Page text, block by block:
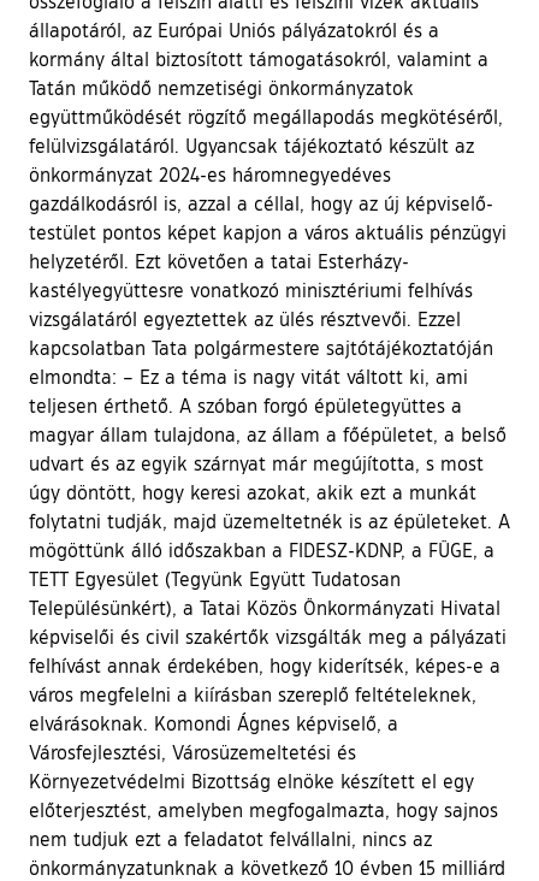
állapotáról, az Európai Uniós pályázatokról és a
kormány által biztosított támogatásokról, valamint a
Tatán működő nemzetiségi önkormányzatok
együttműködését rögzítő megállapodás megkötéséről,
felülvizsgálatáról. Ugyancsak tájékoztató készült az
önkormányzat 2024-es háromnegyedéves
gazdálkodásról is, azzal a céllal, hogy az új képviselő-
testület pontos képet kapjon a város aktuális pénzügyi
helyzetéről. Ezt követően a tatai Esterházy-
kastélyegyüttesre vonatkozó minisztériumi felhívás
vizsgálatáról egyeztettek az ülés résztvevői. Ezzel
kapcsolatban Tata polgármestere sajtótájékoztatóján
elmondta: – Ez a téma is nagy vitát váltott ki, ami
teljesen érthető. A szóban forgó épületegyüttes a
magyar állam tulajdona, az állam a főépületet, a belső
udvart és az egyik szárnyat már megújította, s most
úgy döntött, hogy keresi azokat, akik ezt a munkát
folytatni tudják, majd üzemeltetnék is az épületeket. A
mögöttünk álló időszakban a FIDESZ-KDNP, a FÜGE, a
TETT Egyesület (Tegyünk Együtt Tudatosan
Településünkért), a Tatai Közös Önkormányzati Hivatal
képviselői és civil szakértők vizsgálták meg a pályázati
felhívást annak érdekében, hogy kiderítsék, képes-e a
város megfelelni a kiírásban szereplő feltételeknek,
elvárásoknak. Komondi Ágnes képviselő, a
Városfejlesztési, Városüzemeltetési és
Környezetvédelmi Bizottság elnöke készített el egy
előterjesztést, amelyben megfogalmazta, hogy sajnos
nem tudjuk ezt a feladatot felvállalni, nincs az
önkormányzatunknak a következő 10 évben 15 milliárd